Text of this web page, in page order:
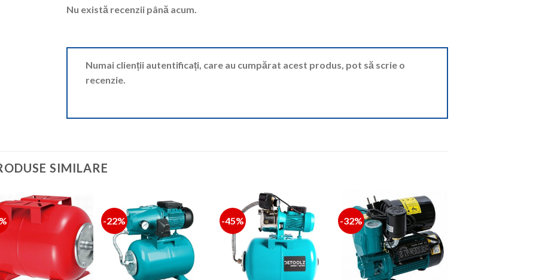
Nu există recenzii până acum.
Numai clienții autentificați, care au cumpărat acest produs, pot să scrie o
recenzie.
SIMILARE
-22% -45% -32%